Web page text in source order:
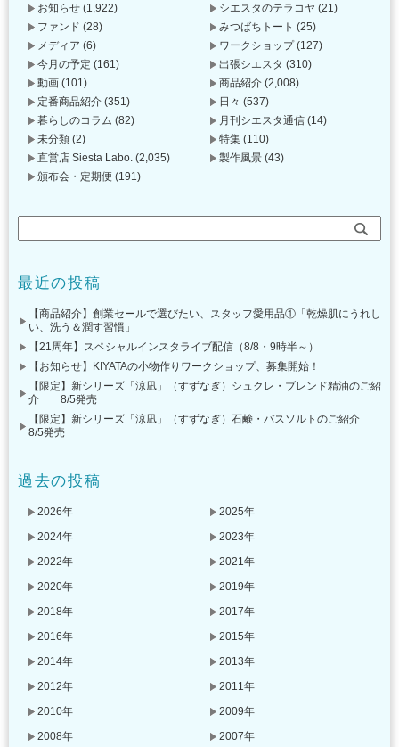
お知らせ (1,922) シエスタのテラコヤ (21)
ファンド (28) みつばちトート (25)
メディア (6) ワークショップ(127)
今月の予定 (161) 出張シエスタ (310)
動画 (101) 商品紹介 (2,008)
定番商品紹介 (351) 日々 (537)
暮らしのコラム (82) 月刊シエスタ通信 (14)
未分類 (2) 特集 (110)
直営店 Siesta Labo. (2,035) 製作風景 (43)
頒布会・定期便 (191)
最近の投稿
【商品紹介】創業セールで選びたい、スタッフ愛用品①「乾燥肌にうれし
い、洗う＆潤す習慣」
【21周年】スペシャルインスタライブ配信（8/8・9時半～）
【お知らせ】KIYATAの小物作りワークショップ、募集開始！
【限定】新シリーズ「涼凪」（すずなぎ）シュクレ・ブレンド精油のご紹
介 8/5発売
【限定】新シリーズ「涼凪」（すずなぎ）石鹸・バスソルトのご紹介
8/5発売
過去の投稿
2026年
2025年
2024年
2023年
2022年
2021年
2020年
2019年
2018年
2017年
2016年
2015年
2014年
2013年
2012年
2011年
2010年
2009年
2008年
2007年